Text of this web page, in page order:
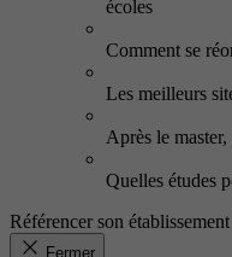
écoles
Comment se
Les meilleurs
Après le
Quelles études
Référencer son établissement
Fermer